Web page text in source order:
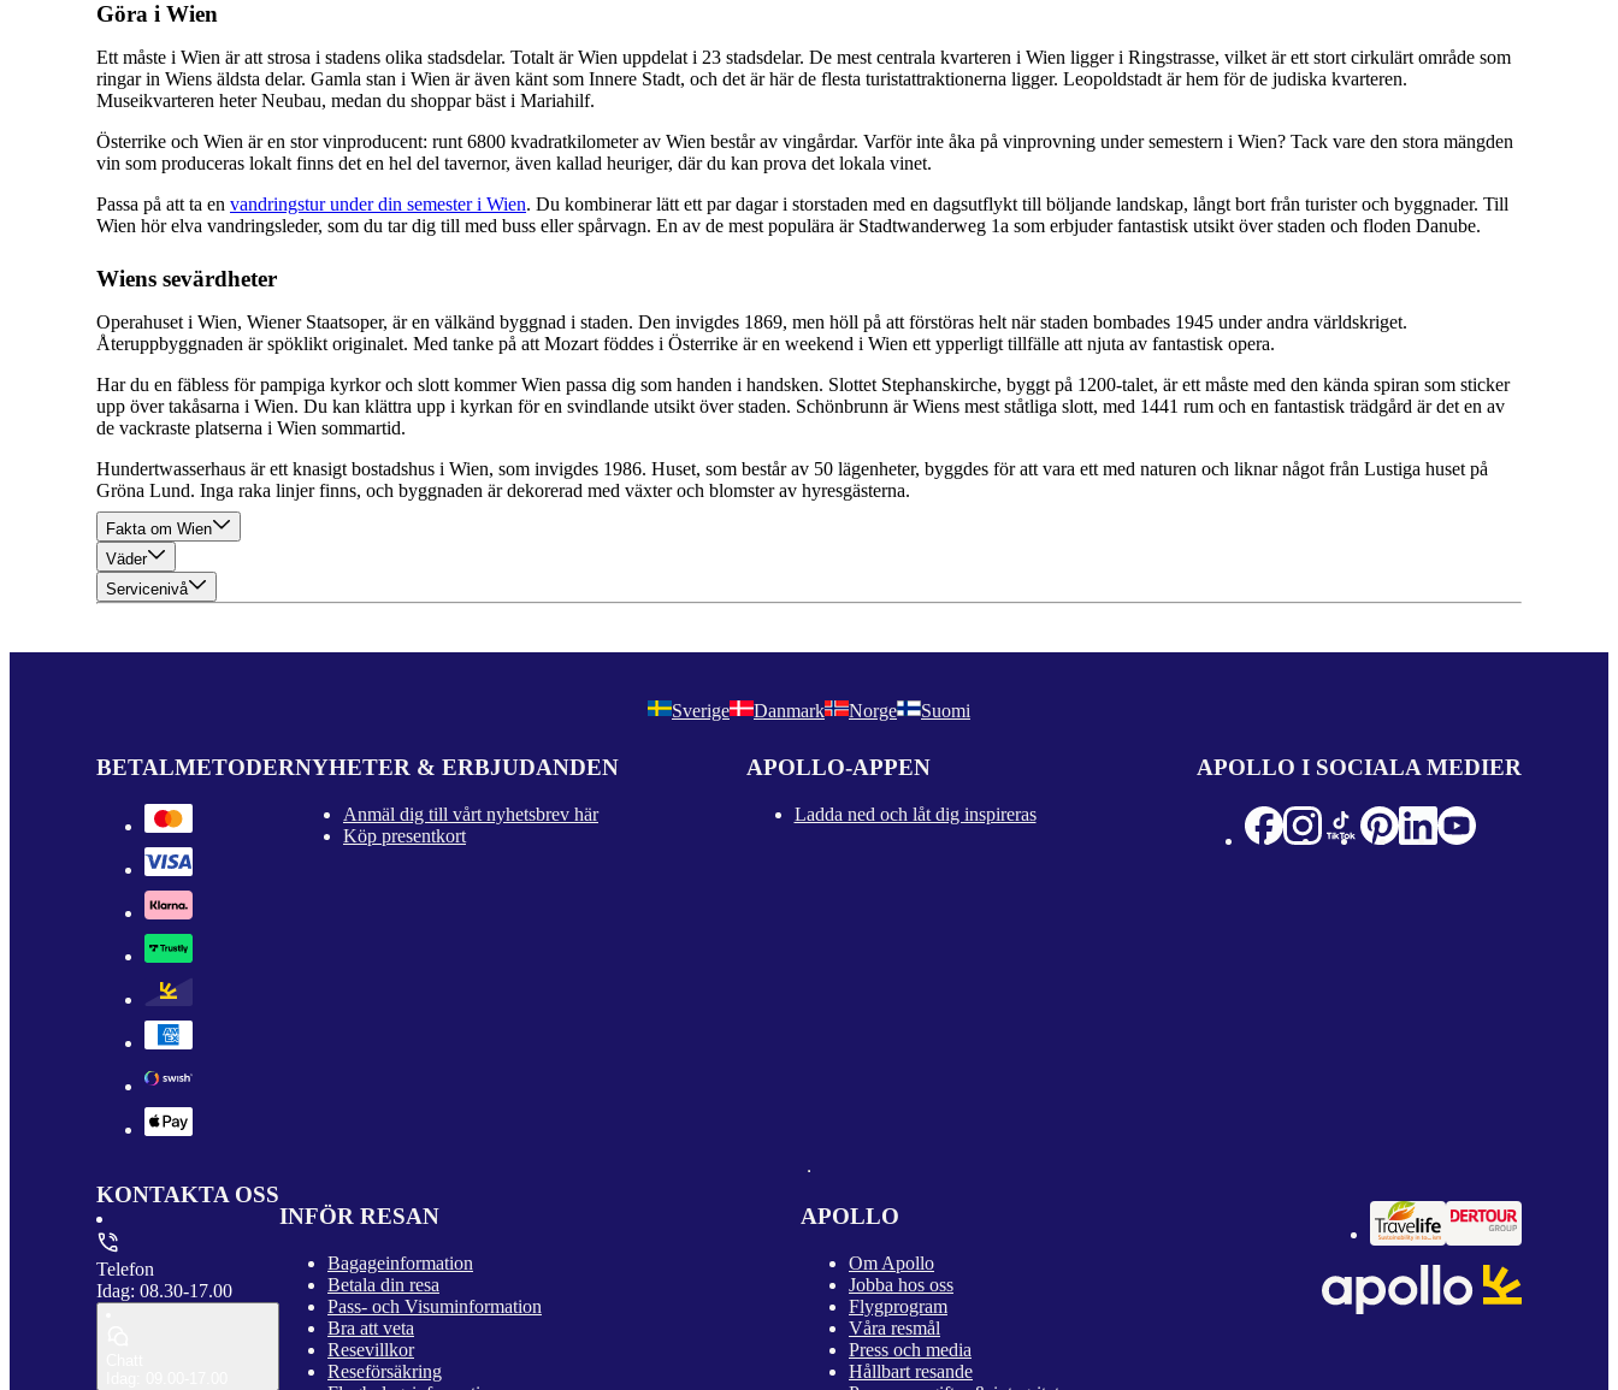
Göra i Wien
Ett måste i Wien är att strosa i stadens olika stadsdelar. Totalt är Wien uppdelat i 23 stadsdelar. De mest centrala kvarteren i Wien ligger i Ringstrasse, vilket är ett stort cirkulärt område som
ringar in Wiens äldsta delar. Gamla stan i Wien är även känt som Innere Stadt, och det är här de flesta turistattraktionerna ligger. Leopoldstadt är hem för de judiska kvarteren.
Museikvarteren heter Neubau, medan du shoppar bäst i Mariahilf.
Österrike och Wien är en stor vinproducent: runt 6800 kvadratkilometer av Wien består av vingårdar. Varför inte åka på vinprovning under semestern i Wien? Tack vare den stora mängden
vin som produceras lokalt finns det en hel del tavernor, även kallad heuriger, där du kan prova det lokala vinet.
Passa på att ta en vandringstur under din semester i Wien. Du kombinerar lätt ett par dagar i storstaden med en dagsutflykt till böljande landskap, långt bort från turister och byggnader. Till
Wien hör elva vandringsleder, som du tar dig till med buss eller spårvagn. En av de mest populära är Stadtwanderweg 1a som erbjuder fantastisk utsikt över staden och floden Danube.
Wiens sevärdheter
Operahuset i Wien, Wiener Staatsoper, är en välkänd byggnad i staden. Den invigdes 1869, men höll på att förstöras helt när staden bombades 1945 under andra världskriget.
Återuppbyggnaden är spöklikt originalet. Med tanke på att Mozart föddes i Österrike är en weekend i Wien ett ypperligt tillfälle att njuta av fantastisk opera.
Har du en fäbless för pampiga kyrkor och slott kommer Wien passa dig som handen i handsken. Slottet Stephanskirche, byggt på 1200-talet, är ett måste med den kända spiran som sticker
upp över takåsarna i Wien. Du kan klättra upp i kyrkan för en svindlande utsikt över staden. Schönbrunn är Wiens mest ståtliga slott, med 1441 rum och en fantastisk trädgård är det en av
de vackraste platserna i Wien sommartid.
Hundertwasserhaus är ett knasigt bostadshus i Wien, som invigdes 1986. Huset, som består av 50 lägenheter, byggdes för att vara ett med naturen och liknar något från Lustiga huset på
Gröna Lund. Inga raka linjer finns, och byggnaden är dekorerad med växter och blomster av hyresgästerna.
Fakta om Wien
Väder
Servicenivå
Sverige Danmark Norge Suomi
BETALMETODERNYHETER & ERBJUDANDEN
Anmäl dig till vårt nyhetsbrev här
Köp presentkort
APOLLO-APPEN
Ladda ned och låt dig inspireras
APOLLO I SOCIALA MEDIER
KONTAKTA OSS
Telefon
Idag: 08.30-17.00
INFÖR RESAN
Bagageinformation
Betala din resa
Pass- och Visuminformation
Bra att veta
Resevillkor
Reseförsäkring
APOLLO
Om Apollo
Jobba hos oss
Flygprogram
Våra resmål
Press och media
Hållbart resande